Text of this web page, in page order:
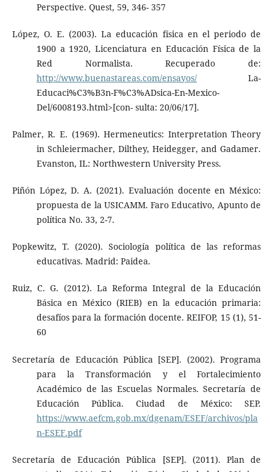
Perspective. Quest, 59, 346- 357
López, O. E. (2003). La educación física en el periodo de
1900 a 1920, Licenciatura en Educación Física de la
Red Normalista. Recuperado de:
http://www.buenastareas.com/ensayos/La-
Educaci%C3%B3n-F%C3%ADsica-En-Mexico-
Del/6008193.html>[con- sulta: 20/06/17].
Palmer, R. E. (1969). Hermeneutics: Interpretation Theory
in Schleiermacher, Dilthey, Heidegger, and Gadamer.
Evanston, IL: Northwestern University Press.
Piñón López, D. A. (2021). Evaluación docente en México:
propuesta de la USICAMM. Faro Educativo, Apunto de
política No. 33, 2-7.
Popkewitz, T. (2020). Sociología política de las reformas
educativas. Madrid: Paidea.
Ruiz, C. G. (2012). La Reforma Integral de la Educación
Básica en México (RIEB) en la educación primaria:
desafíos para la formación docente. REIFOP, 15 (1), 51-
60
Secretaría de Educación Pública [SEP]. (2002). Programa
para la Transformación y el Fortalecimiento
Académico de las Escuelas Normales. Secretaría de
Educación Pública. Ciudad de México: SEP.
https://www.aefcm.gob.mx/dgenam/ESEF/archivos/pla
n-ESEF.pdf
Secretaría de Educación Pública [SEP]. (2011). Plan de